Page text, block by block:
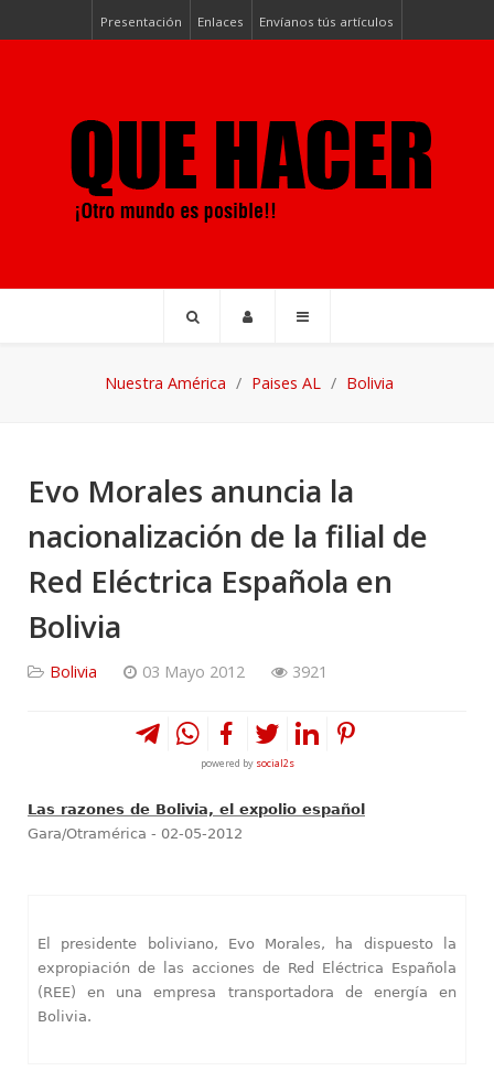
Presentación Enlaces Envíanos tús artículos
Nuestra América Paises AL Bolivia
Evo Morales anuncia la
nacionalización de la filial de
Red Eléctrica Española en
Bolivia
Bolivia 03 Mayo 2012 3921
powered by social2s
Las razones de Bolivia, el expolio español
Gara/Otramérica - 02-05-2012
El presidente boliviano, Evo Morales, ha dispuesto la
expropiación de las acciones de Red Eléctrica Española
(REE) en una empresa transportadora de energía en
Bolivia.